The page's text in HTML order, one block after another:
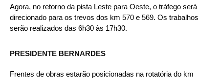
Agora, no retorno da pista Leste para Oeste, o tráfego será
direcionado para os trevos dos km 570 e 569. Os trabalhos
serão realizados das 6h30 às 17h30.
PRESIDENTE BERNARDES
Frentes de obras estarão posicionadas na rotatória do km